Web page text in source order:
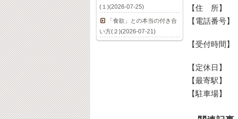
【住 所】
【電話番号】
【受付時間】
【定休日】
【最寄駅】
【駐車場】
(１)(2026-07-25)
「食欲」との本当の付き合
い方(２)(2026-07-21)